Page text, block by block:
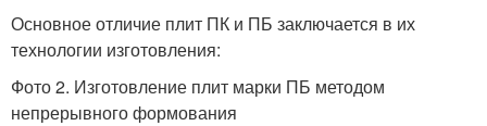
Основное отличие плит ПК и ПБ заключается в их
технологии изготовления:
Фото 2. Изготовление плит марки ПБ методом
непрерывного формования